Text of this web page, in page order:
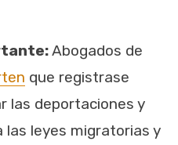
Abogados de
que registrase
las deportaciones y
las leyes migratorias y